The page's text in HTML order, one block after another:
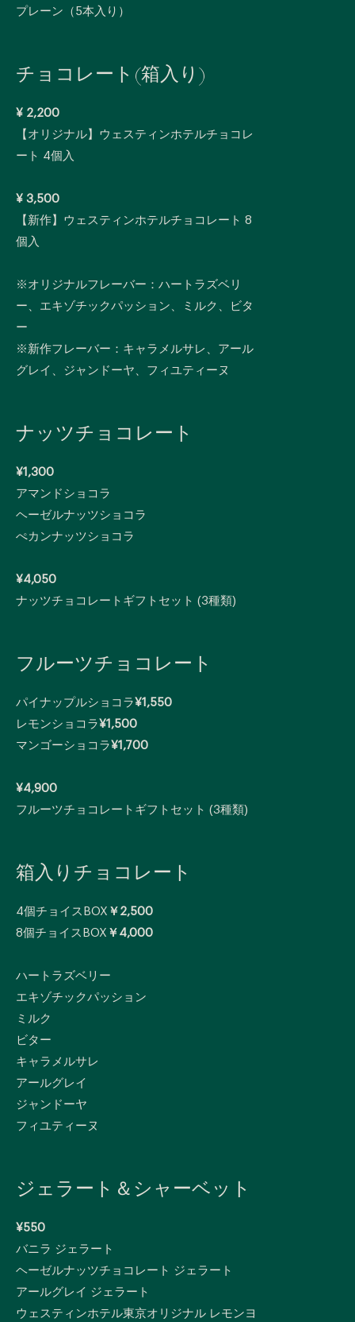
プレーン（5本入り）
チョコレート(箱入り)
¥ 2,200
【オリジナル】ウェスティンホテルチョコレ
ート 4個入
¥ 3,500
【新作】ウェスティンホテルチョコレート 8
個入
※オリジナルフレーバー：ハートラズベリ
ー、エキゾチックパッション、ミルク、ビタ
ー
※新作フレーバー：キャラメルサレ、アール
グレイ、ジャンドーヤ、フィユティーヌ
ナッツチョコレート
¥1,300
アマンドショコラ
ヘーゼルナッツショコラ
ぺカンナッツショコラ
¥4,050
ナッツチョコレートギフトセット (3種類)
フルーツチョコレート
パイナップルショコラ ¥1,550
レモンショコラ ¥1,500
マンゴーショコラ ¥1,700
¥4,900
フルーツチョコレートギフトセット (3種類)
箱入りチョコレート
4個チョイスBOX ￥2,500
8個チョイスBOX ￥4,000
ハートラズベリー
エキゾチックパッション
ミルク
ビター
キャラメルサレ
アールグレイ
ジャンドーヤ
フィユティーヌ
ジェラート＆シャーベット
¥550
バニラ ジェラート
ヘーゼルナッツチョコレート ジェラート
アールグレイ ジェラート
ウェスティンホテル東京オリジナル レモンヨ